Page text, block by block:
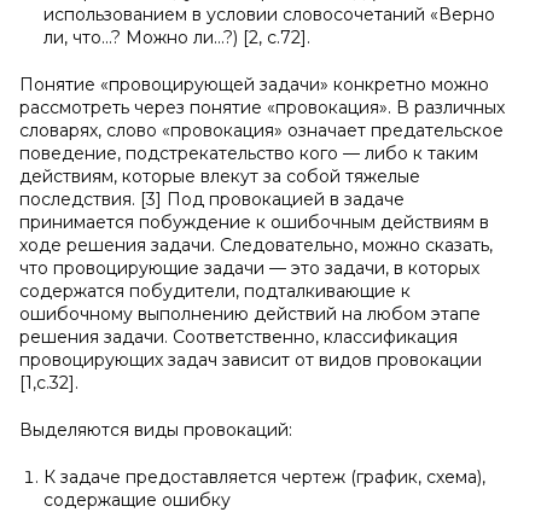
использованием в условии словосочетаний «Верно
ли, что…? Можно ли…?) [2, с.72].
Понятие «провоцирующей задачи» конкретно можно
рассмотреть через понятие «провокация». В различных
словарях, слово «провокация» означает предательское
поведение, подстрекательство кого — либо к таким
действиям, которые влекут за собой тяжелые
последствия. [3] Под провокацией в задаче
принимается побуждение к ошибочным действиям в
ходе решения задачи. Следовательно, можно сказать,
что провоцирующие задачи — это задачи, в которых
содержатся побудители, подталкивающие к
ошибочному выполнению действий на любом этапе
решения задачи. Соответственно, классификация
провоцирующих задач зависит от видов провокации
[1,с.32].
Выделяются виды провокаций:
К задаче предоставляется чертеж (график, схема),
содержащие ошибку